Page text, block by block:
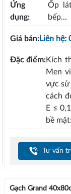
Ứng
dụng:
Ốp
bếp...
Giá bán:Liên hệ:
Đặc điểm:Kích
Men
vực sử
cách
E ≤
bề
Tư vấn
Gạch Grand